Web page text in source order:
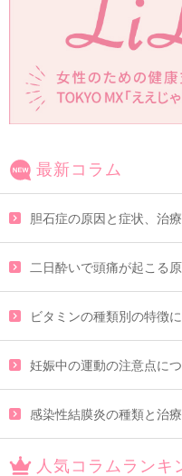
最新コラム
胆石症の原因と症状、治
二日酔いで頭痛が起こる
ビタミンの種類別の特徴
妊娠中の運動の注意点に
感染性結膜炎の種類と治
人気コラムランキ